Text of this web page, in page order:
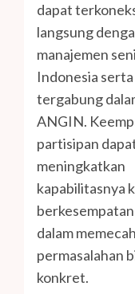
dapat
langsung
manajemen
Indonesia serta
tergabung
ANGIN.
partisipan
meningkatkan
kapabilitasnya
dalam
permasalahan
konkret.